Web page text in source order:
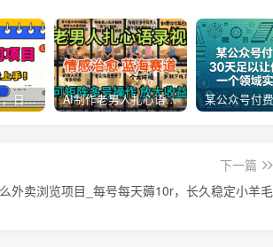
游戏高利润项目，日收益1k+，全自动，无需值守，解放双手，小白轻松上手【揭秘】 AI制作老男人扎心语录，5分钟一条，操作简单，流量非常大，保姆级教程
下一篇
外卖浏览项目_每号每天薅10r，长久稳定小羊毛